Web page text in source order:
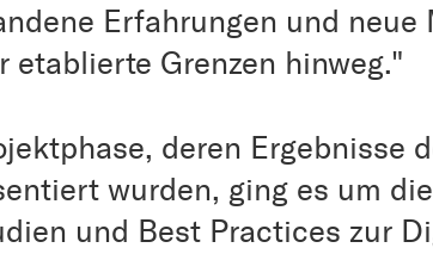
Erfahrungen und neue
etablierte Grenzen hinweg."
deren Ergebnisse
wurden, ging es um
und Best Practices zur